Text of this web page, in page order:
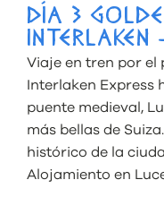
DÍA 3
INTERLAKEN
Viaje en tren por el
Interlaken Express
puente medieval,
más bellas de
histórico de la
Alojamiento en